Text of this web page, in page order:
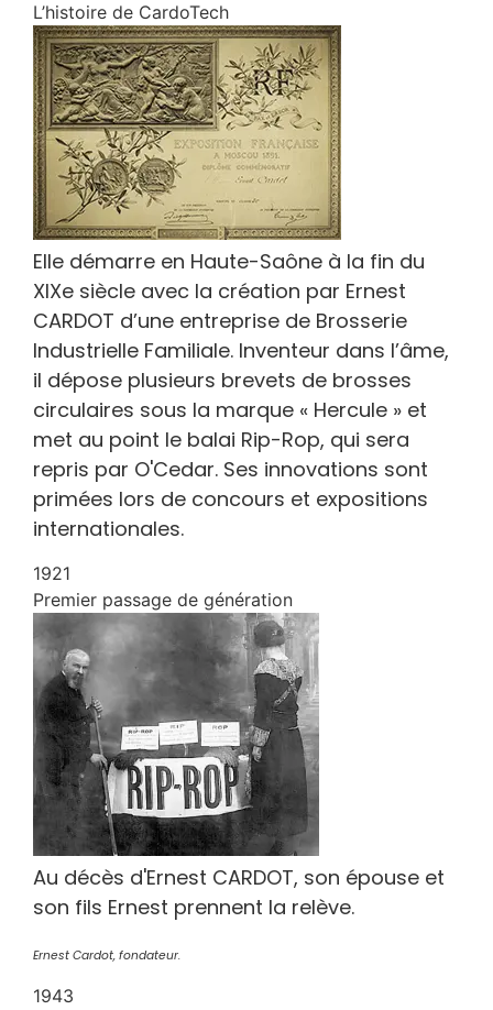
L’histoire de CardoTech
Elle démarre en Haute-Saône à la fin du
XIXe siècle avec la création par Ernest
CARDOT d’une entreprise de Brosserie
Industrielle Familiale. Inventeur dans l’âme,
il dépose plusieurs brevets de brosses
circulaires sous la marque « Hercule » et
met au point le balai Rip-Rop, qui sera
repris par O'Cedar. Ses innovations sont
primées lors de concours et expositions
internationales.
1921
Premier passage de génération
Au décès d'Ernest CARDOT, son épouse et
son fils Ernest prennent la relève.
Ernest Cardot, fondateur.
1943